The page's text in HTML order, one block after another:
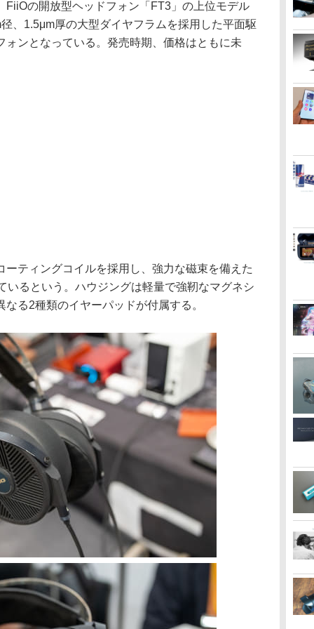
FiiOの開放型ヘッドフォン「FT3」の上位モデル
、1.5μm厚の大型ダイヤフラムを採用した平面駆
ォンとなっている。発売時期、価格はともに未
ティングコイルを採用し、強力な磁束を備えた
いるという。ハウジングは軽量で強靭なマグネシ
る2種類のイヤーパッドが付属する。